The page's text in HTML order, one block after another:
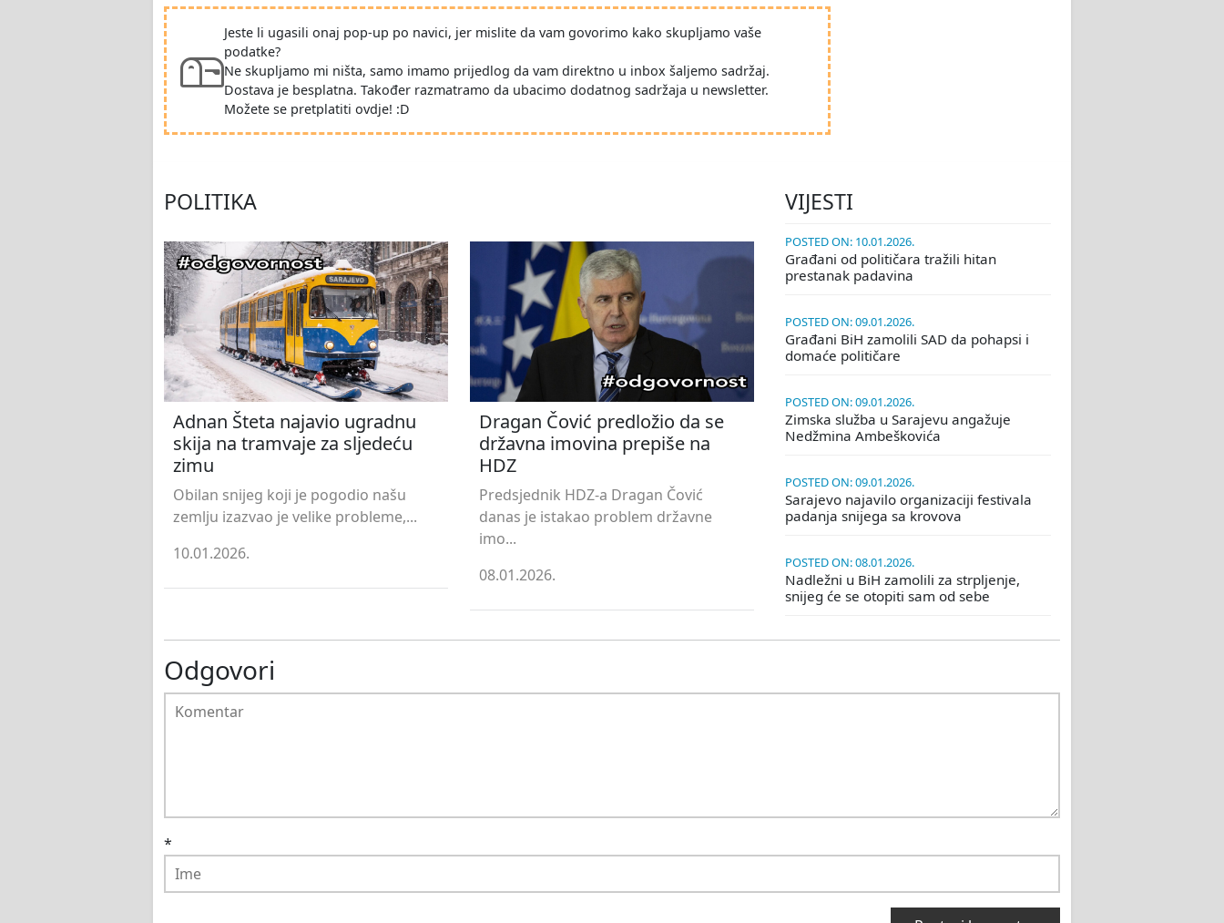
Jeste li ugasili onaj pop-up po navici, jer mislite da vam govorimo kako skupljamo vaše
podatke?
Ne skupljamo mi ništa, samo imamo prijedlog da vam direktno u inbox šaljemo sadržaj.
Dostava je besplatna. Također razmatramo da ubacimo dodatnog sadržaja u newsletter.
Možete se pretplatiti ovdje! :D
POLITIKA
Adnan Šteta najavio ugradnu
skija na tramvaje za sljedeću
zimu
Obilan snijeg koji je pogodio našu
zemlju izazvao je velike probleme,...
10.01.2026.
Dragan Čović predložio da se
državna imovina prepiše na
HDZ
Predsjednik HDZ-a Dragan Čović
danas je istakao problem državne
imo...
08.01.2026.
VIJESTI
POSTED ON: 10.01.2026.
Građani od političara tražili hitan
prestanak padavina
POSTED ON: 09.01.2026.
Građani BiH zamolili SAD da pohapsi i
domaće političare
POSTED ON: 09.01.2026.
Zimska služba u Sarajevu angažuje
Nedžmina Ambeškovića
POSTED ON: 09.01.2026.
Sarajevo najavilo organizaciji festivala
padanja snijega sa krovova
POSTED ON: 08.01.2026.
Nadležni u BiH zamolili za strpljenje,
snijeg će se otopiti sam od sebe
Odgovori
*